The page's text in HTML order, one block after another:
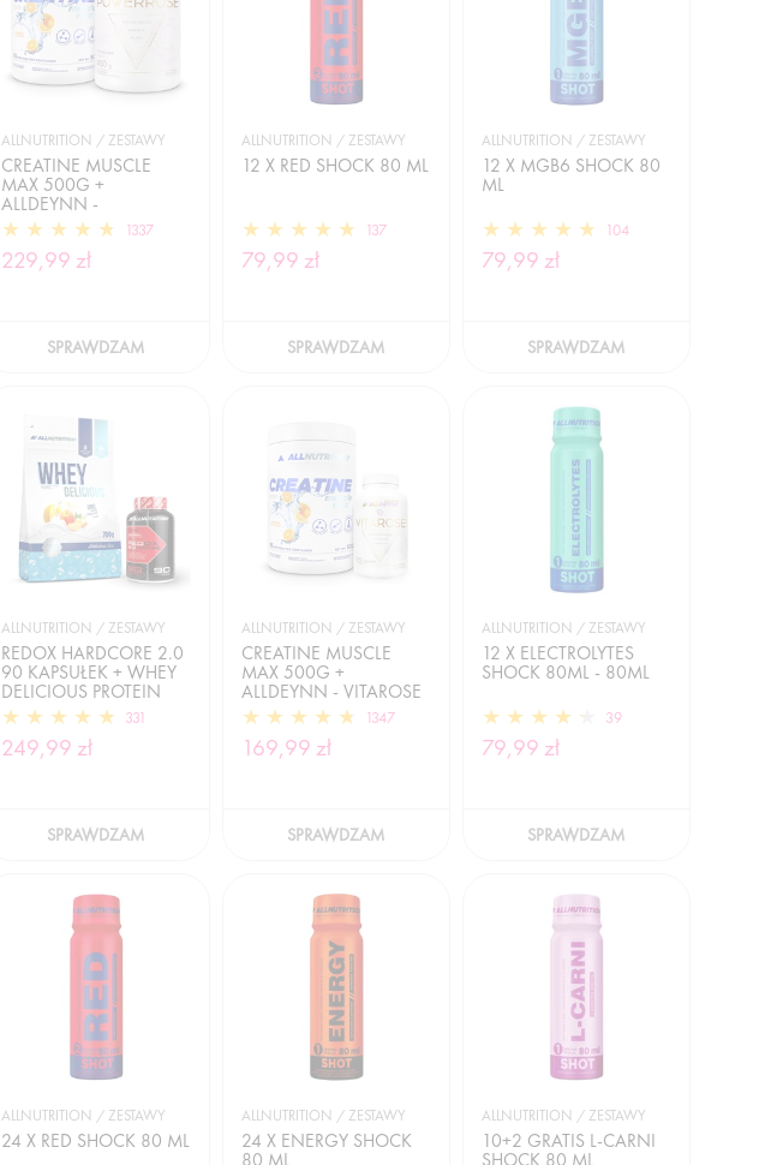
ALLNUTRITION / ZESTAWY
CREATINE MUSCLE
MAX 500G +
ALLDEYNN -
POWERROSE 450G
1337
229,99 zł
SPRAWDZAM
ALLNUTRITION / ZESTAWY
12 X RED SHOCK 80 ML
137
79,99 zł
SPRAWDZAM
ALLNUTRITION / ZESTAWY
12 X MGB6 SHOCK 80
ML
104
79,99 zł
SPRAWDZAM
ALLNUTRITION / ZESTAWY
REDOX HARDCORE 2.0
90 KAPSUŁEK + WHEY
DELICIOUS PROTEIN
700G
331
249,99 zł
SPRAWDZAM
ALLNUTRITION / ZESTAWY
CREATINE MUSCLE
MAX 500G +
ALLDEYNN - VITAROSE
120TABLETEK
1347
169,99 zł
SPRAWDZAM
ALLNUTRITION / ZESTAWY
12 X ELECTROLYTES
SHOCK 80ML - 80ML
39
79,99 zł
SPRAWDZAM
ALLNUTRITION / ZESTAWY
24 X RED SHOCK 80 ML
ALLNUTRITION / ZESTAWY
24 X ENERGY SHOCK
80 ML
ALLNUTRITION / ZESTAWY
10+2 GRATIS L-CARNI
SHOCK 80 ML